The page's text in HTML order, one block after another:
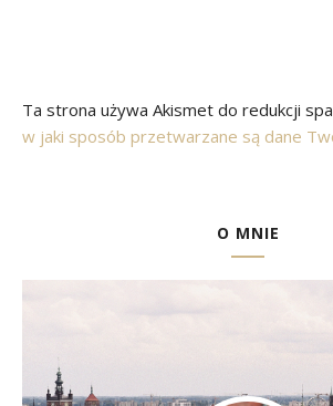
Ta strona używa Akismet do redukcji
w jaki sposób przetwarzane są dane
O MNIE